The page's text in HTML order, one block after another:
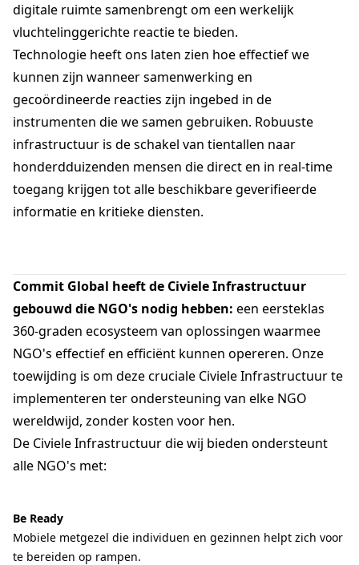
digitale ruimte samenbrengt om een werkelijk
vluchtelinggerichte reactie te bieden.
Technologie heeft ons laten zien hoe effectief we
kunnen zijn wanneer samenwerking en
gecoördineerde reacties zijn ingebed in de
instrumenten die we samen gebruiken. Robuuste
infrastructuur is de schakel van tientallen naar
honderdduizenden mensen die direct en in real-time
toegang krijgen tot alle beschikbare geverifieerde
informatie en kritieke diensten.
Commit Global heeft de Civiele Infrastructuur
gebouwd die NGO's nodig hebben: een eersteklas
360-graden ecosysteem van oplossingen waarmee
NGO's effectief en efficiënt kunnen opereren. Onze
toewijding is om deze cruciale Civiele Infrastructuur te
implementeren ter ondersteuning van elke NGO
wereldwijd, zonder kosten voor hen.
De Civiele Infrastructuur die wij bieden ondersteunt
alle NGO's met:
Be Ready
Mobiele metgezel die individuen en gezinnen helpt zich voor
te bereiden op rampen.